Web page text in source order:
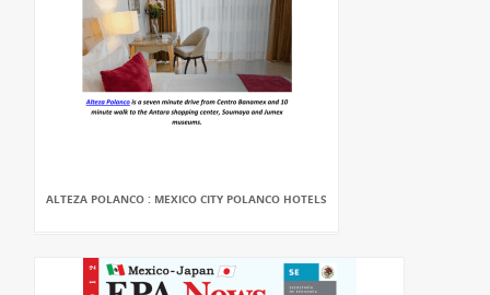
ALTEZA POLANCO : MEXICO CITY POLANCO HOTELS